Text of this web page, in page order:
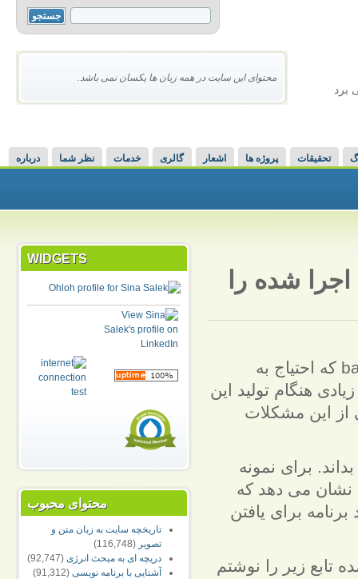
برد
محتوای این سایت در همه زبان ها یکسان نمی باشد.
درباره نظر شما خدمات گالری اشعار پروژه ها تحقیقات
WIDGETS
محتوای محبوب
تاریخچه سایت به زبان متن و
تصویر (116,748)
دریچه ای به مبحث انرژی (92,747)
آشنایی با برنامه نویسی (91,312)
چطور می توان مسیر فایل bash script اجرا شده را
نوشتن برنامه های هوشمند با استفاده از bash script که احتیاج به
هنگام تولید این
از این مشکلات
برای نمونه
نشان می دهد که
برای یافتن
تابع زیر را نوشتم